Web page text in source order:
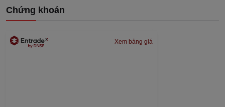
Chứng khoán
Xem bảng giá